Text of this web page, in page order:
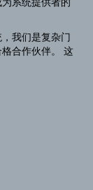
我们是复杂门
合作伙伴。 这